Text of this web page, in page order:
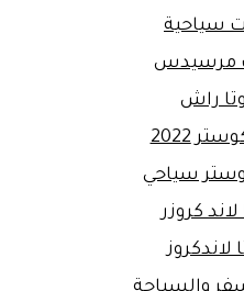
سياحية
مرسيدس
راش
2022
سياحي
لاند كروزر
لاندكروز